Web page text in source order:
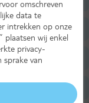
omschreven
data te
intrekken op onze
plaatsen wij enkel
privacy-
sprake van